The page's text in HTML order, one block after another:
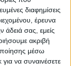
διαφημίσεις
έρευνα
άδειά σας, εμείς
ακριβή
μέσω
να συναινέσετε
982